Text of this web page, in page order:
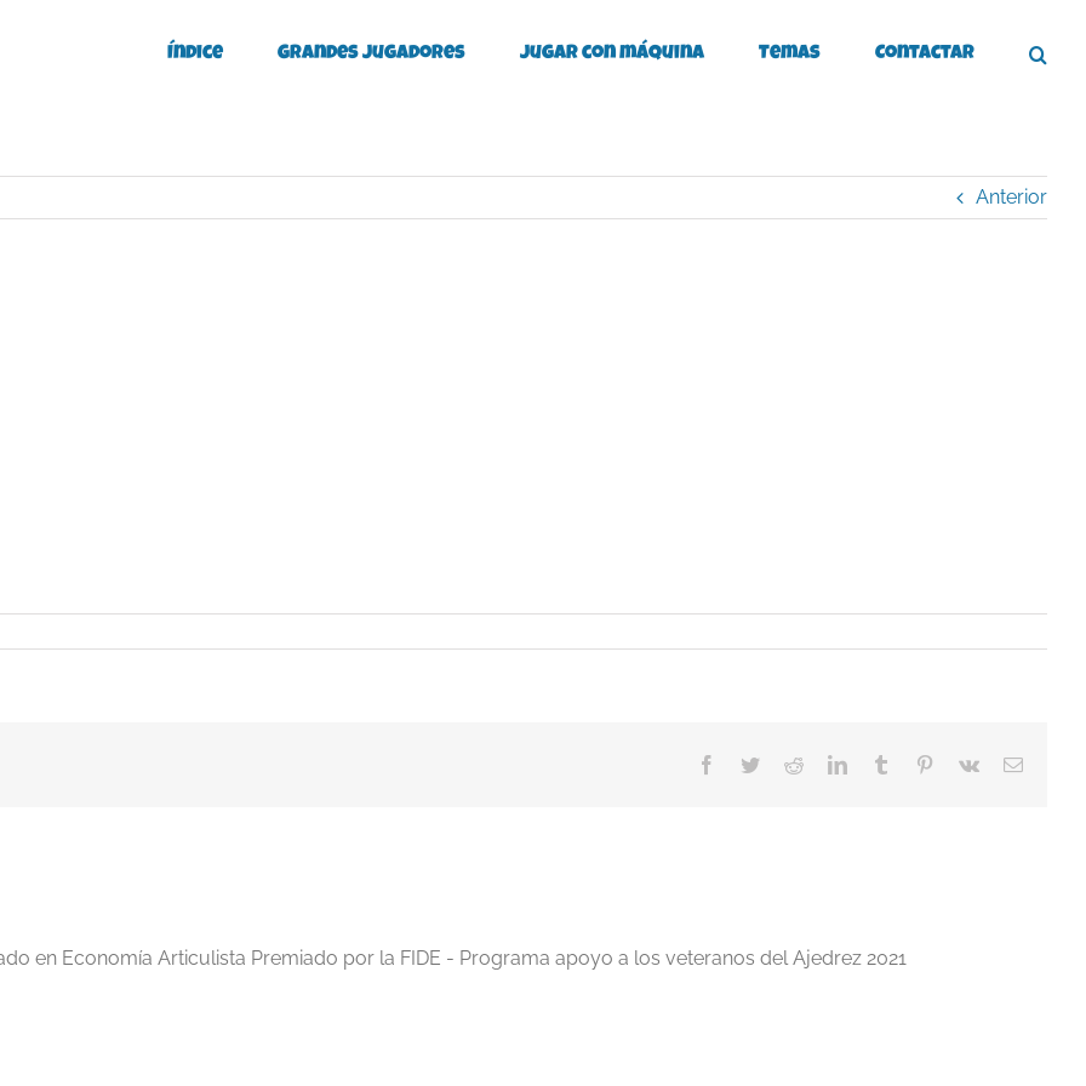
Índice Grandes Jugadores Jugar con máquina Temas Contactar
Anterior
Facebook
TwitterRedditLinkedInTumblr Pinterest
Vk
Correo
en Economía Articulista Premiado por la FIDE - Programa apoyo a los veteranos del Ajedrez 2021